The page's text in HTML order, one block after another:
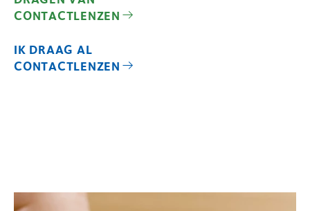
CONTACTLENZEN
IK DRAAG AL
CONTACTLENZEN